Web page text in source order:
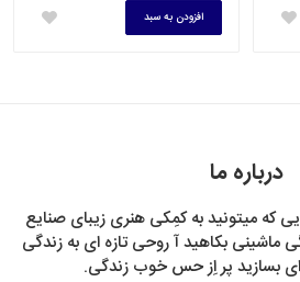
افزودن به سبد
درباره ما
که میتونید به کمِکی هنری زیبای صنایع
ماشینی بکاهید آ روحی تازه ای به زندگی
بسازید پر اِز حس خوب زندگی.